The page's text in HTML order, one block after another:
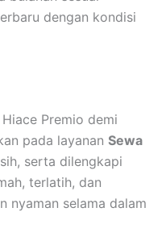
dengan kondisi
Premio demi
pada layanan Sewa
serta dilengkapi
terlatih, dan
nyaman selama dalam